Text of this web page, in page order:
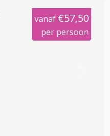
vanaf €57,50
per persoon